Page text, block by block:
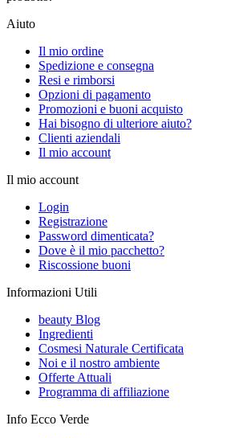
Aiuto
Il mio ordine
Spedizione e consegna
Resi e rimborsi
Opzioni di pagamento
Promozioni e buoni acquisto
Hai bisogno di ulteriore aiuto?
Clienti aziendali
Il mio account
Il mio account
Login
Registrazione
Password dimenticata?
Dove è il mio pacchetto?
Riscossione buoni
Informazioni Utili
beauty Blog
Ingredienti
Cosmesi Naturale Certificata
Noi e il nostro ambiente
Offerte Attuali
Programma di affiliazione
Info Ecco Verde